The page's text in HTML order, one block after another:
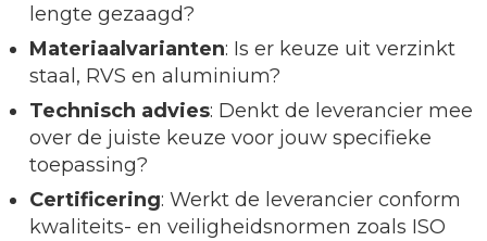
lengte gezaagd?
Materiaalvarianten: Is er keuze uit verzinkt
staal, RVS en aluminium?
Technisch advies: Denkt de leverancier mee
over de juiste keuze voor jouw specifieke
toepassing?
Certificering: Werkt de leverancier conform
kwaliteits- en veiligheidsnormen zoals ISO